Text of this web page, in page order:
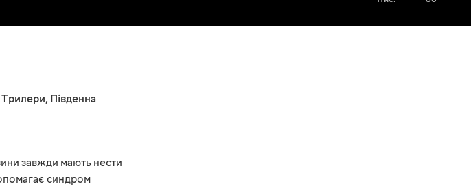
Трилери, Південна
завжди мають нести
синдром